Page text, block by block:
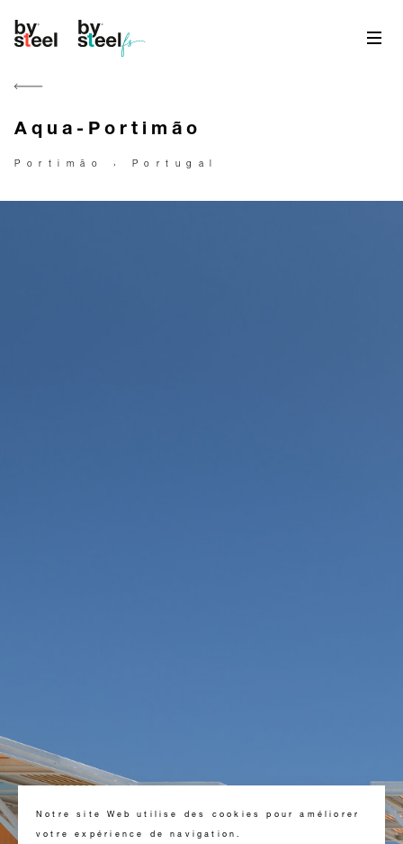
Aqua-Portimão
Portimão › Portugal
Notre site Web utilise des cookies pour améliorer
votre expérience de navigation.